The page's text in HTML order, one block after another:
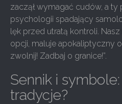
zaczął wymagać cudów, a ty
psychologii spadający
lęk przed utratą kontroli.
opcji, maluje apokaliptyczny
zwolnij! Zadbaj o granice!”.
Sennik i
tradycje?